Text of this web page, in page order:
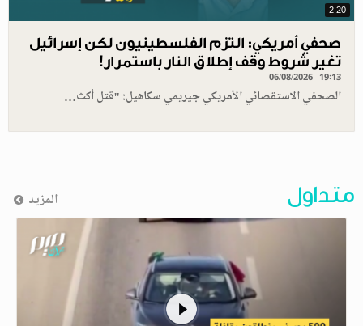
2.20
صحفي أمريكي: التزم الفلسطينيون لكن إسرائيل
تغير شروط وقف إطلاق النار باستمرار!
06/08/2026 - 19:13
الصحفي الاستقصائي الأمريكي جيريمي سكاهيل: "قتل أكث…
متداول المزيد